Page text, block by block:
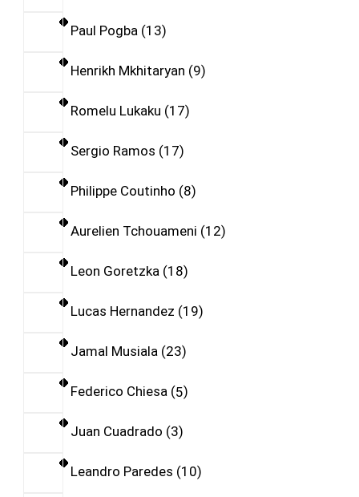
Paul Pogba 13
Henrikh Mkhitaryan 9
Romelu Lukaku 17
Sergio Ramos 17
Philippe Coutinho 8
Aurelien Tchouameni 12
Leon Goretzka 18
Lucas Hernandez 19
Jamal Musiala 23
Federico Chiesa 5
Juan Cuadrado 3
Leandro Paredes 10